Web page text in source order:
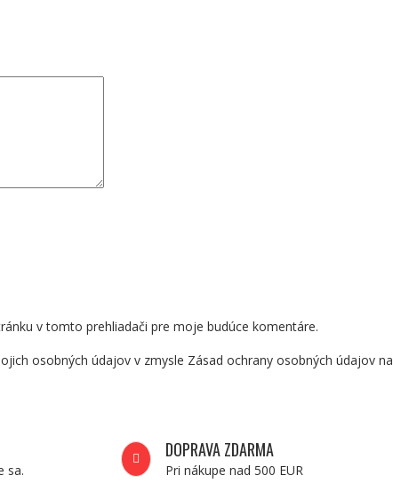
v tomto prehliadači pre moje budúce komentáre.
osobných údajov v zmysle Zásad ochrany osobných údajov
sa.
DOPRAVA ZDARMA
Pri nákupe nad 500 EUR